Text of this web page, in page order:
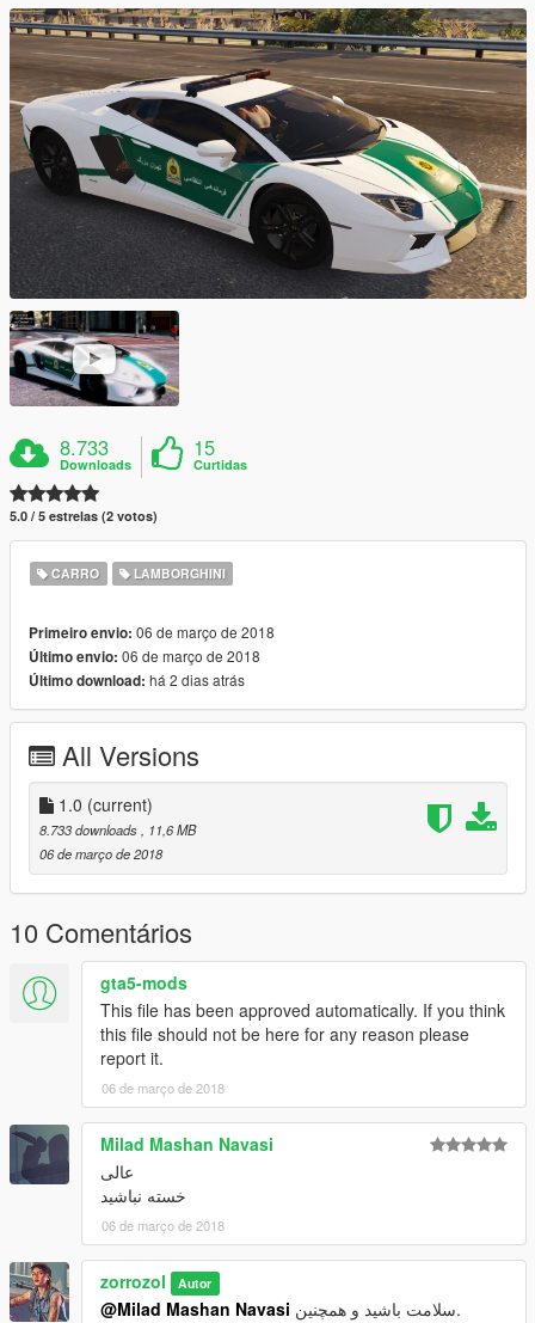
8.733
Downloads
15
Curtidas
5.0 / 5 estrelas (2 votos)
CARRO LAMBORGHINI
Primeiro envio: 06 de março de 2018
Último envio: 06 de março de 2018
Último download: há 2 dias atrás
All Versions
1.0 (current)
8.733 downloads
, 11,6 MB
06 de março de 2018
10 Comentários
gta5-mods
This file has been approved automatically. If you think
this file should not be here for any reason please
report it.
06 de março de 2018
Milad Mashan Navasi
عالی
خسته نباشید
06 de março de 2018
zorrozol Autor
@Milad Mashan Navasi سلامت باشید و همچنین.